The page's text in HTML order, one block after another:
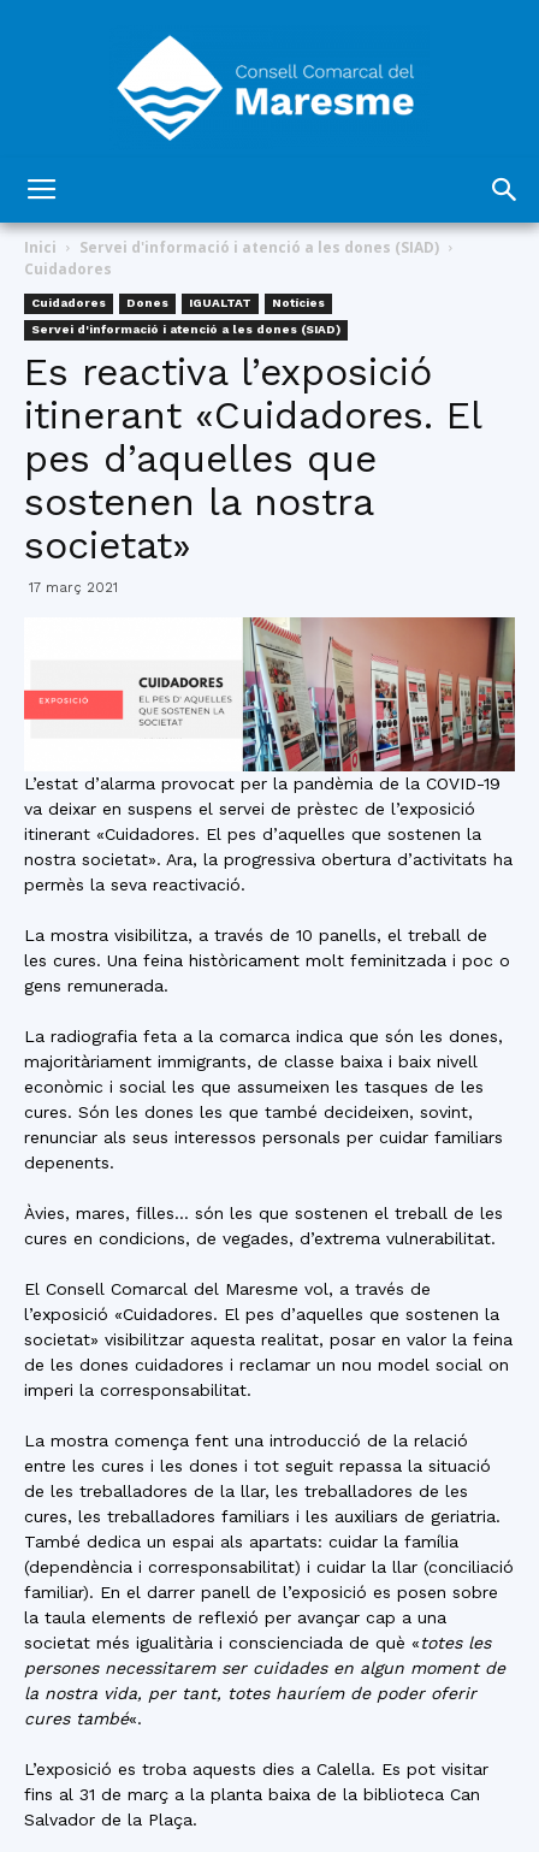
Comarcal
del
Inici
Servei d'informació i atenció a les dones (SIAD)
Cuidadores
Cuidadores Dones IGUALTAT
Notícies
Servei d'informació i atenció a les dones (SIAD)
Es reactiva l’exposició
itinerant «Cuidadores. El
pes d’aquelles que
sostenen la nostra
societat»
17 març 2021
L’estat d’alarma provocat per la pandèmia de la COVID-19
va deixar en suspens el servei de prèstec de l’exposició
itinerant «Cuidadores. El pes d’aquelles que sostenen la
nostra societat». Ara, la progressiva obertura d’activitats ha
permès la seva reactivació.
La mostra visibilitza, a través de 10 panells, el treball de
les cures. Una feina històricament molt feminitzada i poc o
gens remunerada.
La radiografia feta a la comarca indica que són les dones,
majoritàriament immigrants, de classe baixa i baix nivell
econòmic i social les que assumeixen les tasques de les
cures. Són les dones les que també decideixen, sovint,
renunciar als seus interessos personals per cuidar familiars
depenents.
Àvies, mares, filles… són les que sostenen el treball de les
cures en condicions, de vegades, d’extrema vulnerabilitat.
El Consell Comarcal del Maresme vol, a través de
l’exposició «Cuidadores. El pes d’aquelles que sostenen la
societat» visibilitzar aquesta realitat, posar en valor la feina
de les dones cuidadores i reclamar un nou model social on
imperi la corresponsabilitat.
La mostra comença fent una introducció de la relació
entre les cures i les dones i tot seguit repassa la situació
de les treballadores de la llar, les treballadores de les
cures, les treballadores familiars i les auxiliars de geriatria.
També dedica un espai als apartats: cuidar la família
(dependència i corresponsabilitat) i cuidar la llar (conciliació
familiar). En el darrer panell de l’exposició es posen sobre
la taula elements de reflexió per avançar cap a una
societat més igualitària i conscienciada de què «totes les
persones necessitarem ser cuidades en algun moment de
la nostra vida, per tant, totes hauríem de poder oferir
cures també«.
L’exposició es troba aquests dies a Calella. Es pot visitar
fins al 31 de març a la planta baixa de la biblioteca Can
Salvador de la Plaça.